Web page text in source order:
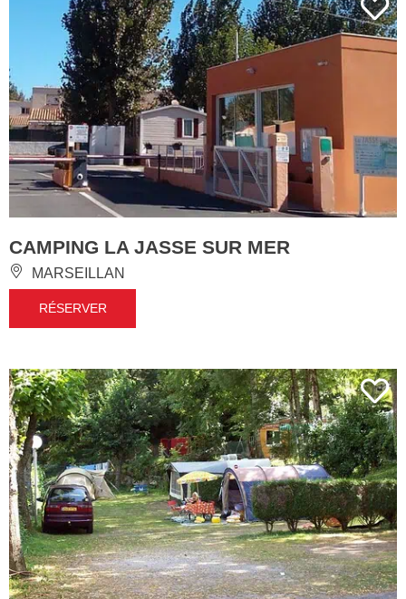
CAMPING LA JASSE SUR MER
MARSEILLAN
RÉSERVER